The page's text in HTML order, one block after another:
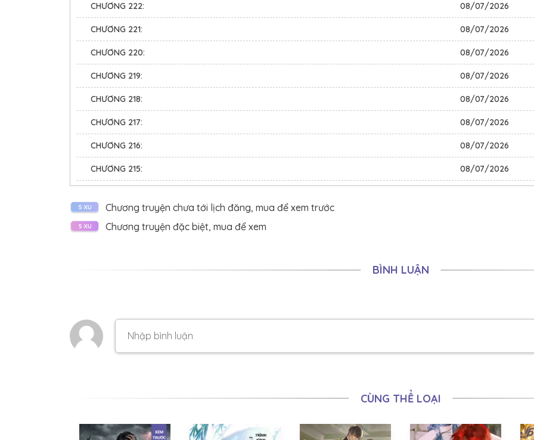
Khi người khác còn đang lo lắng vì thiếu đồ ăn thì bánh mì trong nhà an
Nhà đấu giá, khu giao dịch, khu an toàn…
CHƯƠNG 222: 08/07/2026
CHƯƠNG 221: 08/07/2026
CHƯƠNG 220: 08/07/2026
CHƯƠNG 219: 08/07/2026
CHƯƠNG 218: 08/07/2026
CHƯƠNG 217: 08/07/2026
CHƯƠNG 216: 08/07/2026
CHƯƠNG 215: 08/07/2026
CHƯƠNG 213:
CHƯƠNG 208:
CHƯƠNG 207: 07/07/2026
07/07/2026
CHƯƠNG 204: 07/07/2026
Chương truyện chưa tới lịch đăng, mua để xem trước
Chương truyện đặc biệt, mua để xem
BÌNH LUẬN
CÙNG THỂ LOẠI